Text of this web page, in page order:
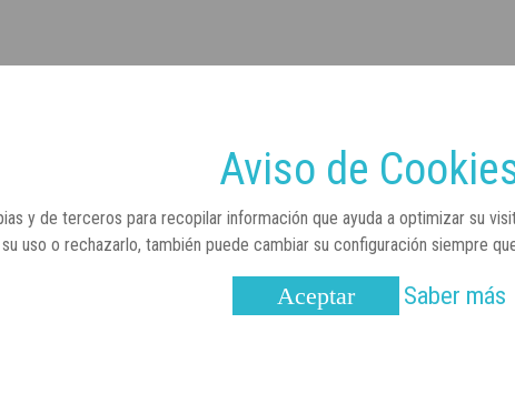
Aviso de
y de terceros para recopilar información que ayuda a optimizar su
uso o rechazarlo, también puede cambiar su configuración siempre
Aceptar Saber más